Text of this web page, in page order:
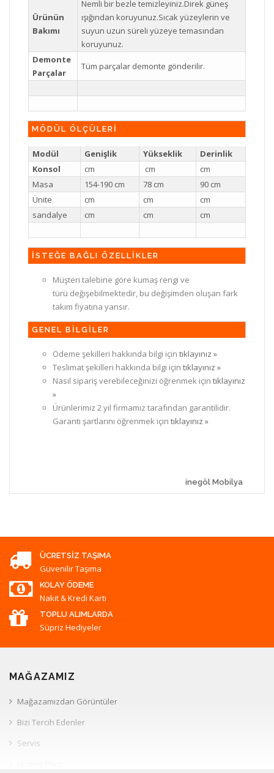
Ürünün
Bakımı
Nemli bir bezle temizleyiniz.Direk güneş
ışığından koruyunuz.Sıcak yüzeylerin ve
suyun uzun süreli yüzeye temasından
koruyunuz.
Demonte
Parçalar
Tüm parçalar demonte gönderilir.
MÖDÜL ÖLÇÜLERİ
Modül Genişlik Yükseklik
Derinlik
Konsol
cm cm
cm
Masa
154-190 cm 78 cm
90 cm
Ünite
cm cm
cm
sandalye
cm cm cm
İSTEĞE BAĞLI ÖZELLİKLER
Müşteri talebine göre kumaş rengi ve
türü değişebilmektedir, bu değişimden oluşan fark
takım fiyatına yansır.
GENEL BİLGİLER
Ödeme şekilleri hakkında bilgi için tıklayınız »
Teslimat şekilleri hakkında bilgi için tıklayınız »
Nasıl sipariş verebileceğinizi öğrenmek için tıklayınız
»
Ürünlerimiz 2 yıl firmamız tarafından garantilidir.
Garanti şartlarını öğrenmek için tıklayınız »
inegöl Mobilya
ÜCRETSIZ TAŞIMA
Güvenilir Taşıma
KOLAY ÖDEME
Nakit & Kredi Kartı
TOPLU ALIMLARDA
Süpriz Hediyeler
MAĞAZAMIZ
Mağazamızdan Görüntüler
Bizi Tercih Edenler
Servis